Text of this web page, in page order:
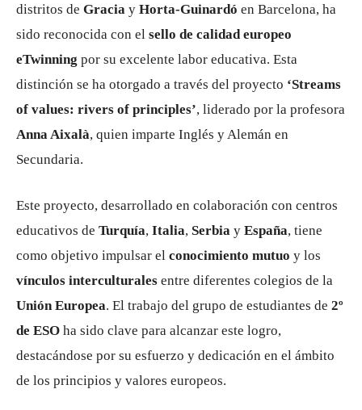
distritos de Gracia y Horta-Guinardó en Barcelona, ha
sido reconocida con el sello de calidad europeo
eTwinning por su excelente labor educativa. Esta
distinción se ha otorgado a través del proyecto ‘Streams
of values: rivers of principles’, liderado por la profesora
Anna Aixalà, quien imparte Inglés y Alemán en
Secundaria.
Este proyecto, desarrollado en colaboración con centros
educativos de Turquía, Italia, Serbia y España, tiene
como objetivo impulsar el conocimiento mutuo y los
vínculos interculturales entre diferentes colegios de la
Unión Europea. El trabajo del grupo de estudiantes de 2º
de ESO ha sido clave para alcanzar este logro,
destacándose por su esfuerzo y dedicación en el ámbito
de los principios y valores europeos.